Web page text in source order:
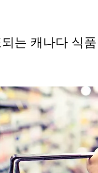
는 캐나다 식